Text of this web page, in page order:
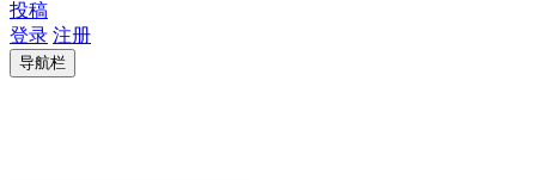
投稿
登录 注册
导航栏